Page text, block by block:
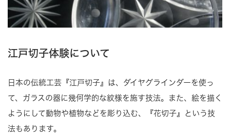
江戸切子体験について
日本の伝統工芸『江戸切子』は、ダイヤグラインダーを使っ
て、ガラスの器に幾何学的な紋様を施す技法。また、絵を描く
ようにして動物や植物などを彫り込む、『花切子』という技
法もあります。